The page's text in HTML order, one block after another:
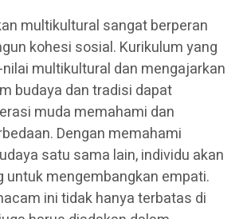
multikultural sangat berperan
kohesi sosial. Kurikulum yang
multikultural dan mengajarkan
budaya dan tradisi dapat
muda memahami dan
Dengan memahami
satu sama lain, individu akan
untuk mengembangkan empati.
ini tidak hanya terbatas di